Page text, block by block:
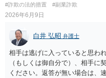
#詐欺の法的措置
#副業詐欺
2026年6月9日
白井 弘昭 弁護士
相手は逃げに入っていると思わ
（もしくは御自分で）、相手に
ください。返答が無い場合は、